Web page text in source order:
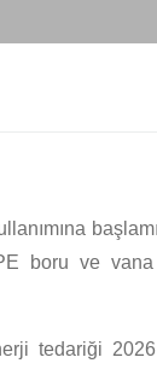
boru ve
tedariği